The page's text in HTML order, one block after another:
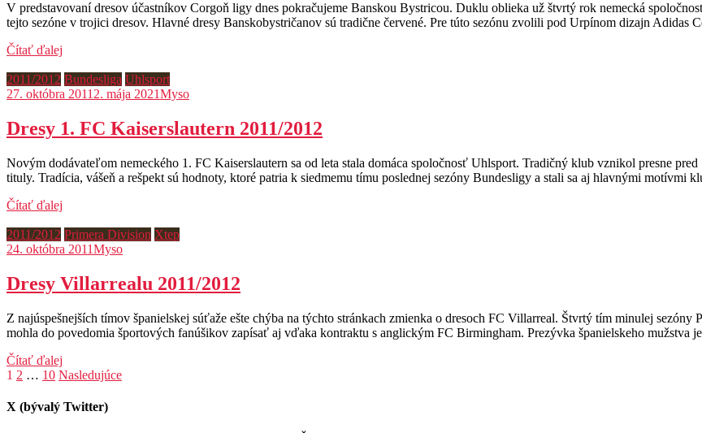
V predstavovaní dresov účastníkov Corgoň ligy dnes pokračujeme Banskou Bystricou. Duklu oblieka už štvrtý rok nemecká
tejto sezóne v trojici dresov. Hlavné dresy Banskobystričanov sú tradične červené. Pre túto sezónu zvolili pod Urpínom dizajn
Čítať ďalej
2011/2012 Bundesliga Uhlsport
27. októbra 2011 2. mája 2021Myso
Dresy 1. FC Kaiserslautern 2011/2012
Novým dodávateľom nemeckého 1. FC Kaiserslautern sa od leta stala domáca spoločnosť Uhlsport. Tradičný klub vznikol presne
tituly. Tradícia, vášeň a rešpekt sú hodnoty, ktoré patria k siedmemu tímu poslednej sezóny Bundesligy a stali sa aj hlavnými motívmi
Čítať ďalej
2011/2012 Primera Division Xtep
24. októbra 2011Myso
Dresy Villarrealu 2011/2012
Z najúspešnejších tímov španielskej súťaže ešte chýba na týchto stránkach zmienka o dresoch FC Villarreal. Štvrtý tím minulej
mohla do povedomia športových fanúšikov zapísať aj vďaka kontraktu s anglickým FC Birmingham. Prezývka španielskeho
Čítať ďalej
Stránkovanie
príspevkov
1 2 … 10 Nasledujúce
X (bývalý Twitter)